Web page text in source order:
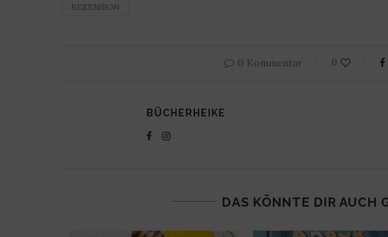
REZENSION
0 Kommentar 0
BÜCHERHEIKE
DAS KÖNNTE DIR AUCH